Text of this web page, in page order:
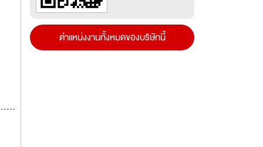
ตำแหน่งงานทั้งหมดของบริษัทนี้